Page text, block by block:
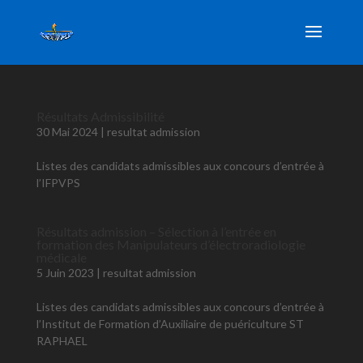
30 Mai 2024| resultat admission
Listes des candidats admissibles aux concours d’entrée à
l’IFPVPS
5 Juin 2023 | resultat admission
Listes des candidats admissibles aux concours d’entrée à
l’Institut de Formation d’Auxiliaire de puériculture ST
RAPHAEL